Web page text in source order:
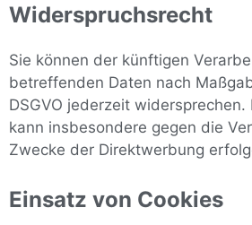
Widerspruchsrecht
Sie können der künftigen
betreffenden Daten nach
DSGVO jederzeit widersprechen.
kann insbesondere gegen die
Zwecke der Direktwerbung
Einsatz von Cookies